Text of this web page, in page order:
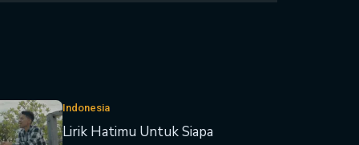
Indonesia
Lirik Hatimu Untuk Siapa